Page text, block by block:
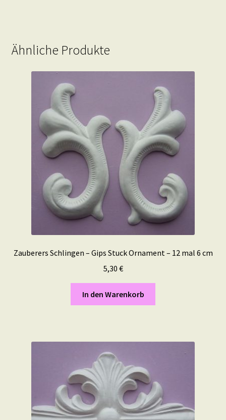
Ähnliche Produkte
Zauberers Schlingen – Gips Stuck Ornament – 12 mal 6 cm
5,30 €
In den Warenkorb